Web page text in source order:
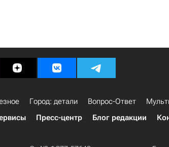
Город: детали Вопрос-Ответ
Пресс-центр Блог редакции